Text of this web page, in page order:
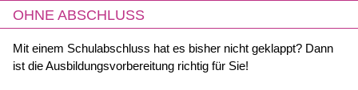
OHNE ABSCHLUSS
Mit einem Schulabschluss hat es bisher nicht geklappt? Dann
ist die Ausbildungsvorbereitung richtig für Sie!